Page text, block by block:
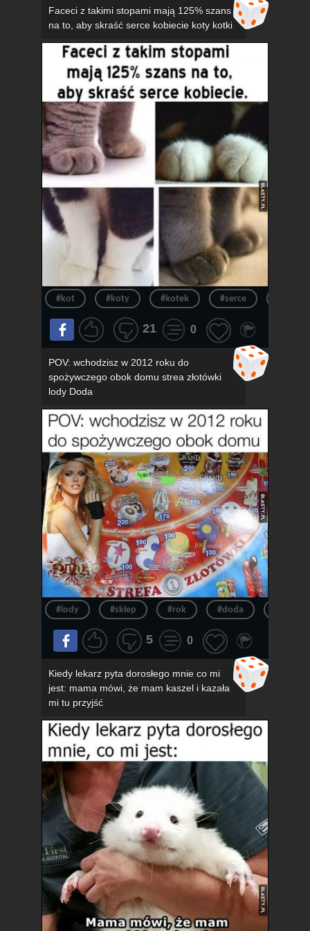
Faceci z takimi stopami mają 125% szans
na to, aby skraść serce kobiecie koty kotki
#kot #koty #kotek #serce
21 0
POV: wchodzisz w 2012 roku do
spożywczego obok domu strea złotówki
lody Doda
#lody #sklep #rok #doda
5 0
Kiedy lekarz pyta dorosłego mnie co mi
jest: mama mówi, że mam kaszel i kazała
mi tu przyjść